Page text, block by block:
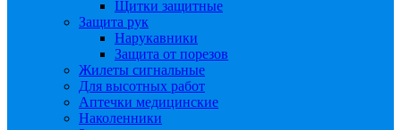
Щитки защитные
Защита рук
Нарукавники
Защита от порезов
Жилеты сигнальные
Для высотных работ
Аптечки медицинские
Наколенники